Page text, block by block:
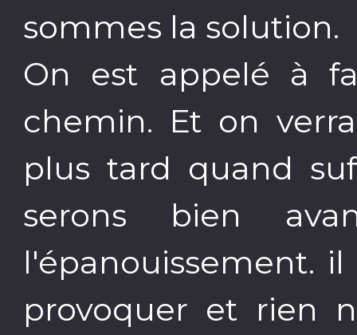
sommes la solution.
On est appelé à
chemin. Et on
plus tard quand
serons bien
l'épanouissement.
provoquer et rien